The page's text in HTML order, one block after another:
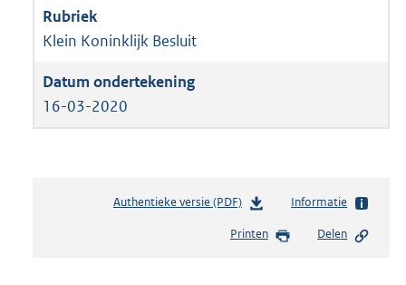
Klein Koninklijk Besluit
16-03-2020
Authentieke versie (PDF)b
s
Informatie
Printen Delen